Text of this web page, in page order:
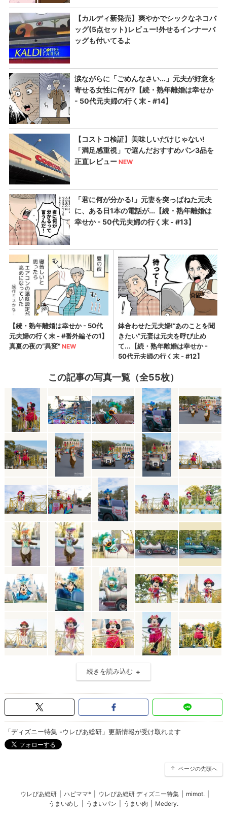
この記事の写真一覧（全55枚）
続きを読み込む
「ディズニー特集 -ウレぴあ総研」更新情報が受け取れます
ページの先頭へ
ウレぴあ総研 ハピママ* ウレぴあ総研 ディズニー特集 mimot.
うまいめし
うまいパン うまい肉 Medery.